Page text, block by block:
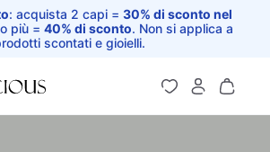
: acquista 2 capi = 30% di sconto nel
più = 40% di sconto. Non si applica a
scontati e gioielli.